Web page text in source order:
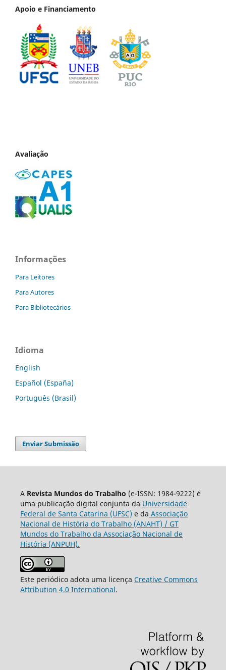
Apoio e Financiamento
Avaliação
Informações
Para Leitores
Para Autores
Para Bibliotecários
Idioma
English
Español (España)
Português (Brasil)
Enviar Submissão
A Revista Mundos do Trabalho (e-ISSN: 1984-9222) é
uma publicação digital conjunta da Universidade
Federal de Santa Catarina (UFSC) e da Associação
Nacional de História do Trabalho (ANAHT) / GT
Mundos do Trabalho da Associação Nacional de
História (ANPUH).
Este periódico adota uma licença Creative Commons
Attribution 4.0 International.